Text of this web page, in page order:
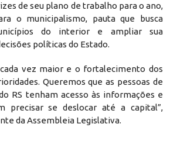
de seu plano de trabalho para o ano,
o municipalismo, pauta que busca
do interior e ampliar sua
políticas do Estado.
vez maior e o fortalecimento dos
Queremos que as pessoas de
RS tenham acesso às informações e
precisar se deslocar até a capital”,
da Assembleia Legislativa.